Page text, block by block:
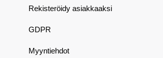
Rekisteröidy asiakkaaksi
GDPR
Myyntiehdot